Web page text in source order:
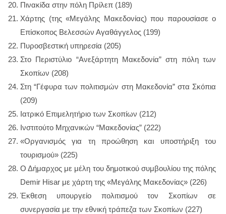
Πινακίδα στην πόλη Πρίλεπ (189)
Χάρτης (της «Μεγάλης Μακεδονίας) που παρουσίασε ο
Επίσκοπος Βελεσσών Αγαθάγγελος (199)
Πυροσβεστική υπηρεσία (205)
Στο Περιστύλιο “Ανεξάρτητη Μακεδονία” στη πόλη των
Σκοπίων (208)
Στη “Γέφυρα των πολιτισμών στη Μακεδονία” στα Σκόπια
(209)
Ιατρικό Επιμελητήριο των Σκοπίων (212)
Ινστιτούτο Μηχανικών “Μακεδονίας” (222)
«Οργανισμός για τη προώθηση και υποστήριξη του
τουρισμού» (225)
Ο Δήμαρχος με μέλη του δημοτικού συμβουλίου της πόλης
Demir Hisar με χάρτη της «Μεγάλης Μακεδονίας» (226)
Έκθεση υπουργείο πολιτισμού τον Σκοπίων σε
συνεργασία με την εθνική τράπεζα των Σκοπίων (227)